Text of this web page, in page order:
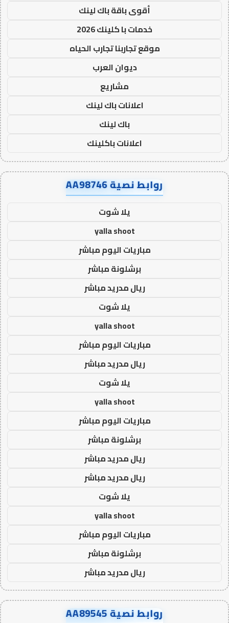
أقوى باقة باك لينك
خدمات با كلينك 2026
موقع تجاربنا تجارب الحياه
ديوان العرب
مشاريع
اعلانات باك لينك
باك لينك
اعلانات باكلينك
روابط نصية AA98746
يلا شوت
yalla shoot
مباريات اليوم مباشر
برشلونة مباشر
ريال مدريد مباشر
يلا شوت
yalla shoot
مباريات اليوم مباشر
ريال مدريد مباشر
يلا شوت
yalla shoot
مباريات اليوم مباشر
برشلونة مباشر
ريال مدريد مباشر
ريال مدريد مباشر
يلا شوت
yalla shoot
مباريات اليوم مباشر
برشلونة مباشر
ريال مدريد مباشر
روابط نصية AA89545